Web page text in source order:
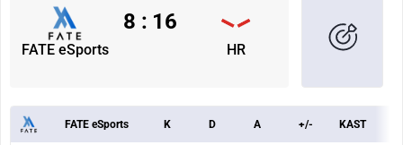
FATE eSports HR
8 : 16
FATE eSports K D A +/- KAST